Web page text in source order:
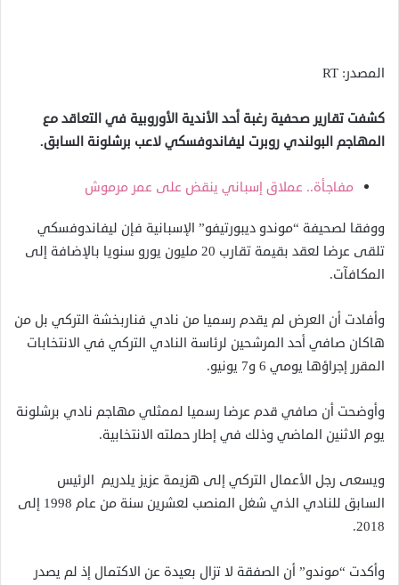
المصدر: RT
كشفت تقارير صحفية رغبة أحد الأندية الأوروبية في التعاقد مع
المهاجم البولندي روبرت ليفاندوفسكي لاعب برشلونة السابق.
مفاجأة.. عملاق إسباني ينقض على عمر مرموش
ووفقا لصحيفة “موندو ديبورتيفو” الإسبانية فإن ليفاندوفسكي
تلقى عرضا لعقد بقيمة تقارب 20 مليون يورو سنويا بالإضافة إلى
المكافآت.
وأفادت أن العرض لم يقدم رسميا من نادي فناربخشة التركي بل من
هاكان صافي أحد المرشحين لرئاسة النادي التركي في الانتخابات
المقرر إجراؤها يومي 6 و7 يونيو.
وأوضحت أن صافي قدم عرضا رسميا لممثلي مهاجم نادي برشلونة
يوم الاثنين الماضي وذلك في إطار حملته الانتخابية.
ويسعى رجل الأعمال التركي إلى هزيمة عزيز يلدريم الرئيس
السابق للنادي الذي شغل المنصب لعشرين سنة من عام 1998 إلى
2018.
وأكدت “موندو” أن الصفقة لا تزال بعيدة عن الاكتمال إذ لم يصدر